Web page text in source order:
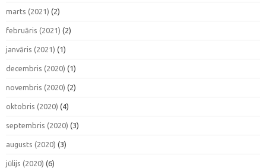
marts (2021) (2)
februāris (2021) (2)
janvāris (2021) (1)
decembris (2020) (1)
novembris (2020) (2)
oktobris (2020) (4)
septembris (2020) (3)
augusts (2020) (3)
jūlijs (2020) (6)